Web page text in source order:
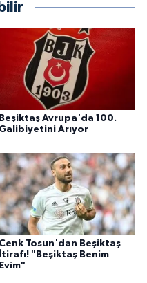
Beşiktaş Avrupa'da 100.
Galibiyetini Arıyor
Cenk Tosun'dan Beşiktaş
İtirafı! "Beşiktaş Benim
Evim"